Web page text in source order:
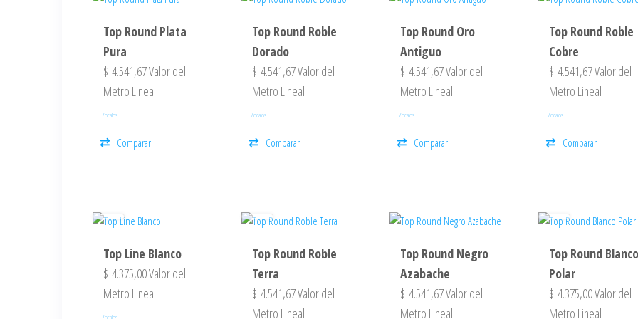
Top Round Plata
Pura
$ 4.541,67Valor del
Metro Lineal
Zocalos
Comparar
Top Round Roble
Dorado
$ 4.541,67Valor del
Metro Lineal
Zocalos
Comparar
Top Round Oro
Antiguo
$ 4.541,67Valor del
Metro Lineal
Zocalos
Comparar
Top Round Roble
Cobre
$ 4.541,67Valor del
Metro Lineal
Zocalos
Comparar
Top Line Blanco
$ 4.375,00Valor del
Metro Lineal
Zocalos
Top Round Roble
Terra
$ 4.541,67Valor del
Metro Lineal
Top Round Negro
Azabache
$ 4.541,67Valor del
Metro Lineal
Top Round
Polar
$ 4.375,00Valor del
Metro Lineal